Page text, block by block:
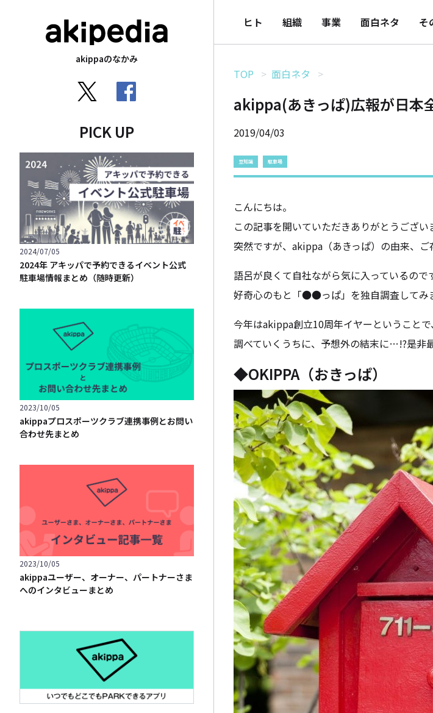
akippaのなかみ
PICK UP
2024/07/05
2024年 アキッパで予約できるイベント公式
駐車場情報まとめ（随時更新）
2023/10/05
akippaプロスポーツクラブ連携事例とお問い
合わせ先まとめ
2023/10/05
akippaユーザー、オーナー、パートナーさま
へのインタビューまとめ
ヒト 組織 事業 面白ネタ そ
TOP 面白ネタ
akippa(あきっぱ)広報が日
2019/04/03
豆知識 駐車場
こんにちは。
この記事を開いていただきありがとうござい
突然ですが、akippa（あきっぱ）の由来、ご
語呂が良くて自社ながら気に入っているの
好奇心のもと「●●っぱ」を独自調査してみ
今年はakippa創立10周年イヤーということ
調べていくうちに、予想外の結末に…!?是非
◆OKIPPA（おきっぱ）